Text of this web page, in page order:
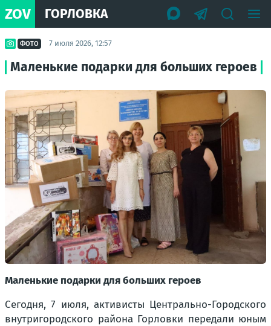
ZOV ГОРЛОВКА
ФОТО 7 июля 2026, 12:57
Маленькие подарки для больших героев
Маленькие подарки для больших героев
Сегодня, 7 июля, активисты Центрально-Городского
внутригородского района Горловки передали юным